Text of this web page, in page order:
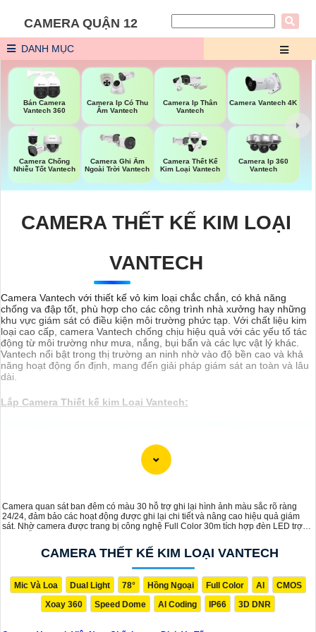
CAMERA QUẬN 12
DANH MỤC
Bán Camera
Vantech 360
Camera Ip Có Thu
Âm Vantech
Camera Ip Thân
Vantech
Camera Vantech 4K
Camera Chống
Nhiễu Tốt Vantech
Camera Ghi Âm
Ngoài Trời Vantech
Camera Thết Kế
Kim Loại Vantech
Camera Ip 360
Vantech
CAMERA THẾT KẾ KIM LOẠI
VANTECH
Camera Vantech với thiết kế vỏ kim loại chắc chắn, có khả năng
chống va đập tốt, phù hợp cho các công trình nhà xưởng hay những
khu vực giám sát có điều kiện môi trường phức tạp. Với chất liệu kim
loại cao cấp, camera Vantech chống chịu hiệu quả với các yếu tố tác
động từ môi trường như mưa, nắng, bụi bẩn và các lực vật lý khác.
Vantech nổi bật trong thị trường an ninh nhờ vào độ bền cao và khả
năng hoạt động ổn định, mang đến giải pháp giám sát an toàn và lâu
dài.
Lắp Camera Thiết kế kim Loại Vantech:
2,600,000 ₫
Camera VP-M5264IP Thiêt Kế Dome Nhỏ Gọn
Camera VP-I4896VBP-A VanTech Thiết Kế Đẹp( 00 ₫ )
Camera VP-I2696BP-A Hồng Ngoại
Camera Thết Kế Kim Loại Vantech
Camera quan sát ban đêm có màu 30 hỗ trợ ghi lại hình ảnh màu sắc rõ ràng
24/24, đảm bảo các hoạt động được ghi lại chi tiết và nâng cao hiệu quả giám
sát. Nhờ camera được trang bị công nghệ Full Color 30m tích hợp đèn LED trợ
CAMERA THẾT KẾ KIM LOẠI VANTECH
Mic Và Loa Dual Light 78° Hồng Ngoại Full Color AI
CMOS
Xoay 360
Speed Dome AI Coding IP66 3D DNR